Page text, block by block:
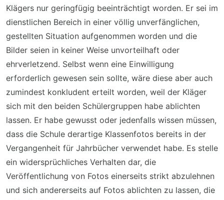
Klägers nur geringfügig beeinträchtigt worden. Er sei im
dienstlichen Bereich in einer völlig unverfänglichen,
gestellten Situation aufgenommen worden und die
Bilder seien in keiner Weise unvorteilhaft oder
ehrverletzend. Selbst wenn eine Einwilligung
erforderlich gewesen sein sollte, wäre diese aber auch
zumindest konkludent erteilt worden, weil der Kläger
sich mit den beiden Schülergruppen habe ablichten
lassen. Er habe gewusst oder jedenfalls wissen müssen,
dass die Schule derartige Klassenfotos bereits in der
Vergangenheit für Jahrbücher verwendet habe. Es stelle
ein widersprüchliches Verhalten dar, die
Veröffentlichung von Fotos einerseits strikt abzulehnen
und sich andererseits auf Fotos ablichten zu lassen, die